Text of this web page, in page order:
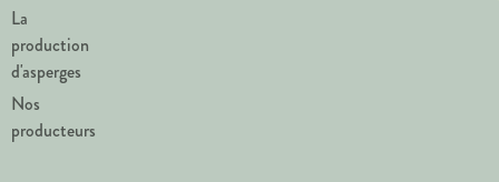
La
production
d'asperges
Nos
producteurs